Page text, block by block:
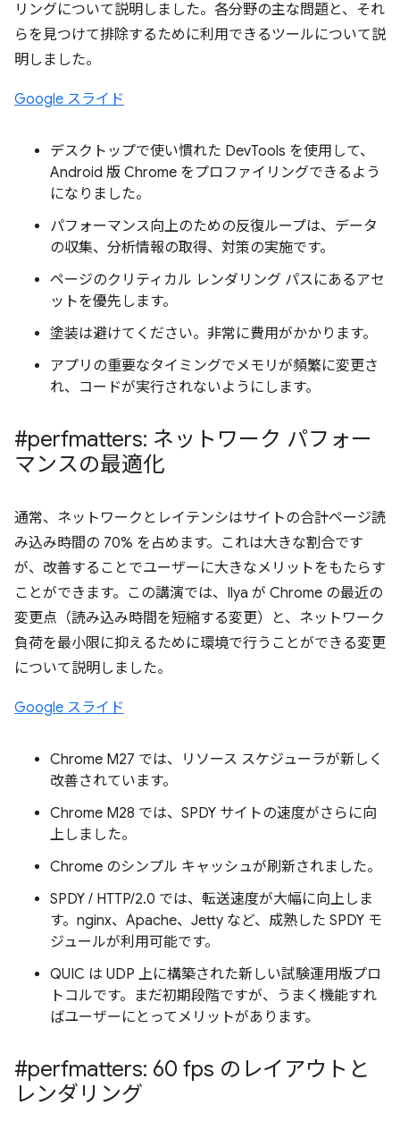
リングについて説明しました。各分野の主な問題と、それ
らを見つけて排除するために利用できるツールについて説
明しました。
Google スライド
デスクトップで使い慣れた DevTools を使用して、
Android 版 Chrome をプロファイリングできるよう
になりました。
パフォーマンス向上のための反復ループは、データ
の収集、分析情報の取得、対策の実施です。
ページのクリティカル レンダリング パスにあるアセ
ットを優先します。
塗装は避けてください。非常に費用がかかります。
アプリの重要なタイミングでメモリが頻繁に変更さ
れ、コードが実行されないようにします。
#perfmatters: ネットワーク パフォー
マンスの最適化
通常、ネットワークとレイテンシはサイトの合計ページ読
み込み時間の 70% を占めます。これは大きな割合です
が、改善することでユーザーに大きなメリットをもたらす
ことができます。この講演では、Ilya が Chrome の最近の
変更点（読み込み時間を短縮する変更）と、ネットワーク
負荷を最小限に抑えるために環境で行うことができる変更
について説明しました。
Google スライド
Chrome M27 では、リソース スケジューラが新しく
改善されています。
Chrome M28 では、SPDY サイトの速度がさらに向
上しました。
Chrome のシンプル キャッシュが刷新されました。
SPDY / HTTP/2.0 では、転送速度が大幅に向上しま
す。nginx、Apache、Jetty など、成熟した SPDY モ
ジュールが利用可能です。
QUIC は UDP 上に構築された新しい試験運用版プロ
トコルです。まだ初期段階ですが、うまく機能すれ
ばユーザーにとってメリットがあります。
#perfmatters: 60 fps のレイアウトと
レンダリング